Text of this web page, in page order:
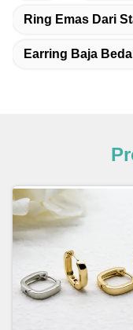
Ring Emas Dari
Earring Baja